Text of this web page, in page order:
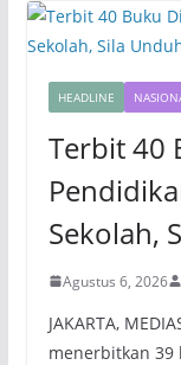
HEADLINE
Terbit 40
Sekolah,
Agustus 6, 2026
JAKARTA,
menerbitkan 39